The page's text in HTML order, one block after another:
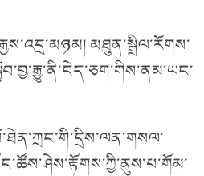
མཐུན་སྒྲིལ་རོགས་